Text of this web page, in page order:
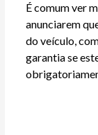
É comum ver
anunciarem
do veículo,
garantia se